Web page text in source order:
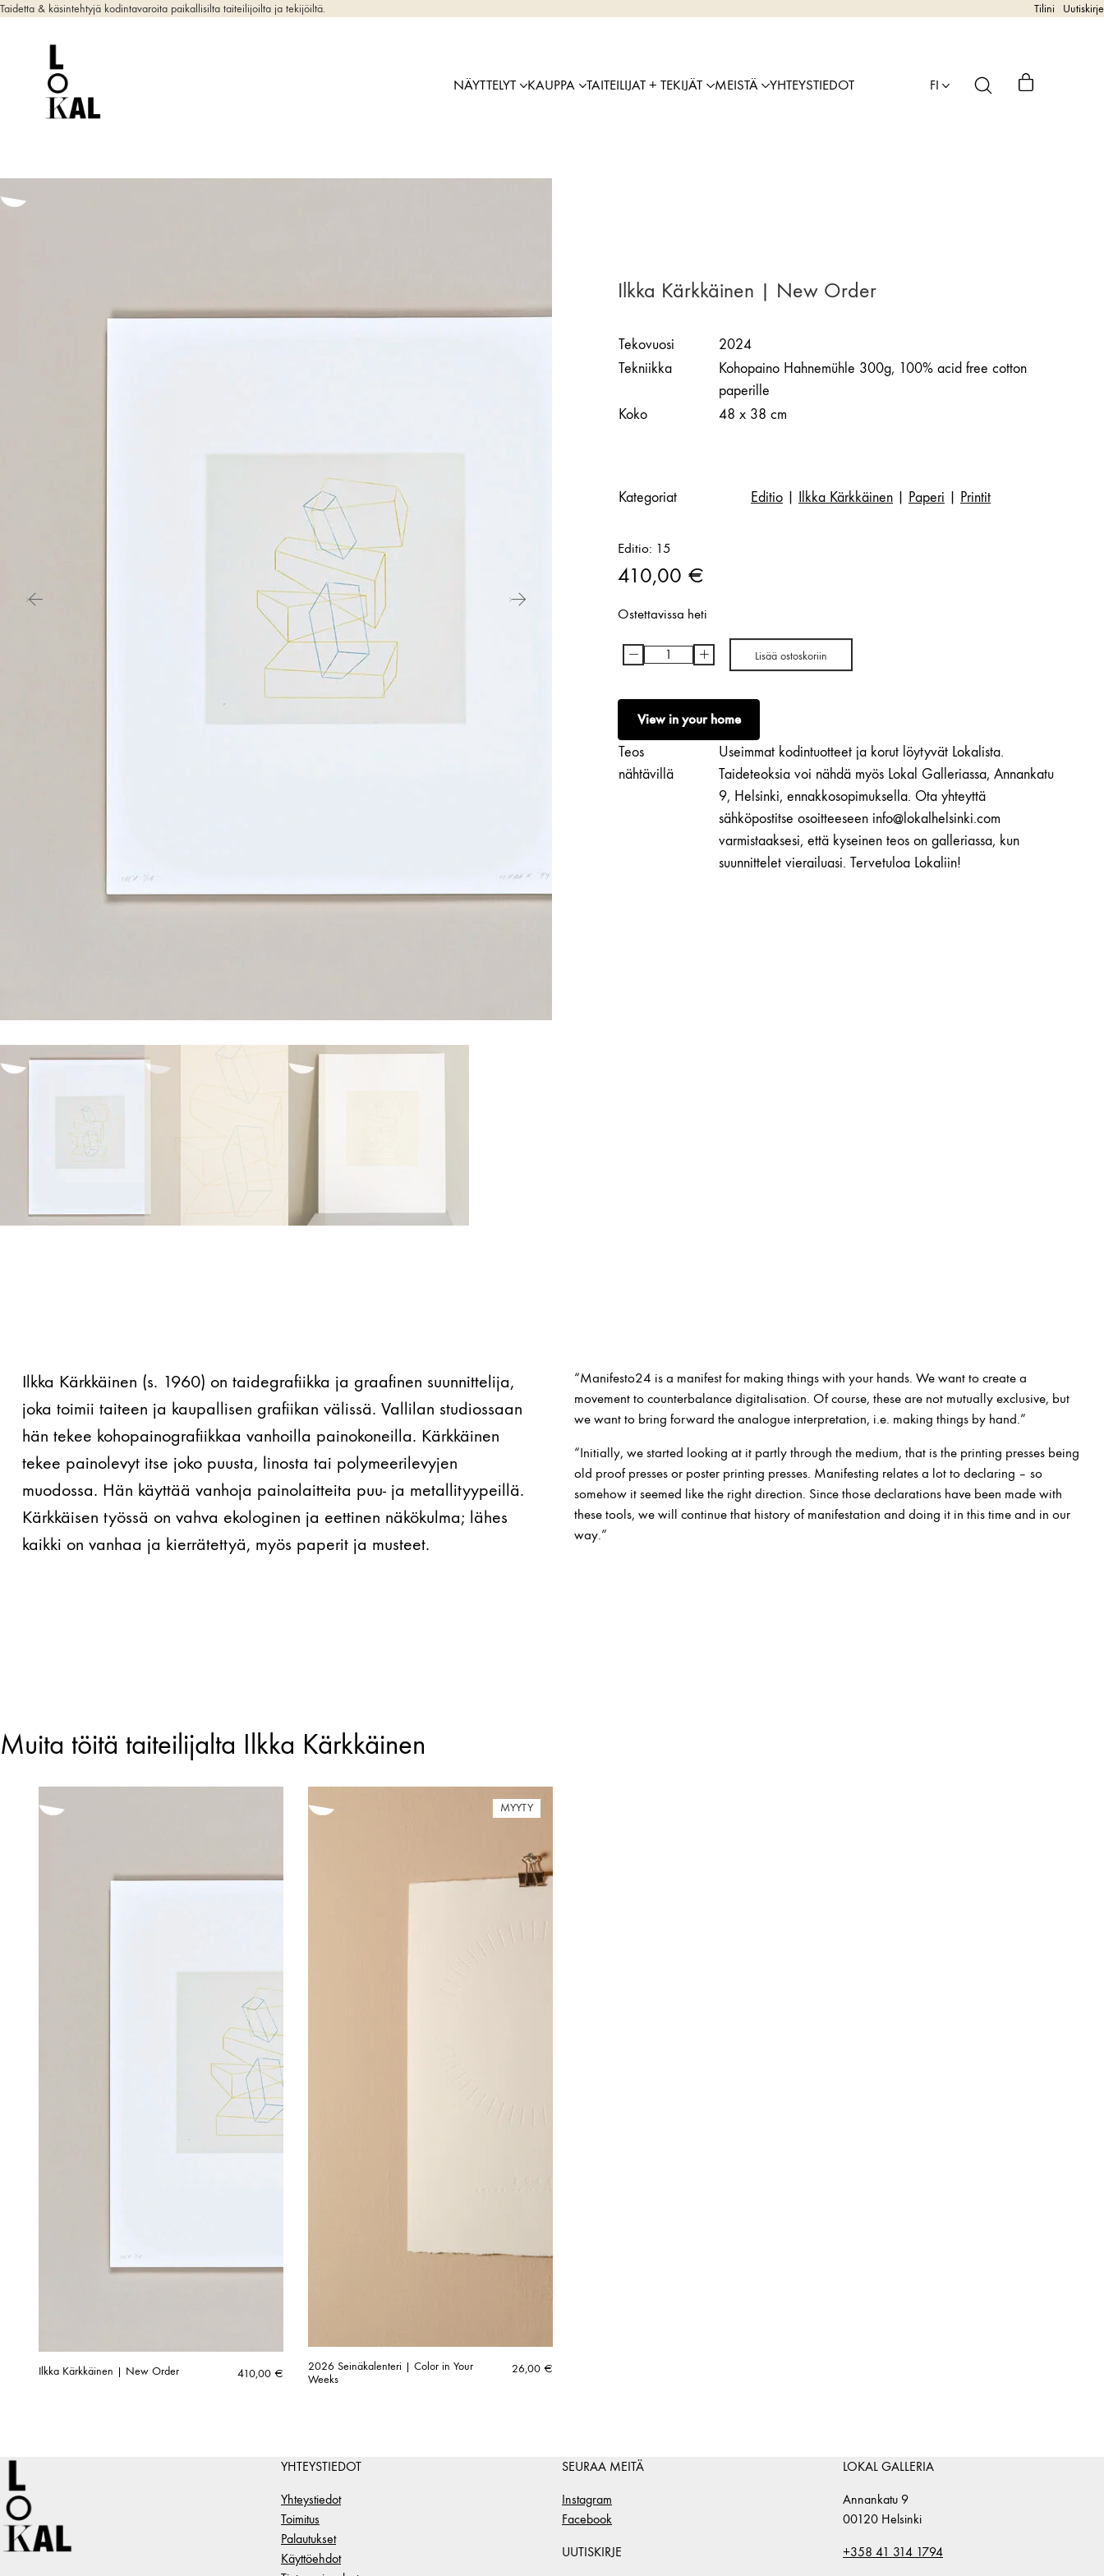
Taidetta & käsintehtyjä kodintavaroita paikallisilta taiteilijoilta ja tekijöiltä. Tilini Uutiskirje
NÄYTTELYT KAUPPA TAITEILIJAT + TEKIJÄT MEISTÄ YHTEYSTIEDOT FI
Ilkka Kärkkäinen | New Order
Tekovuosi
2024
Tekniikka
Kohopaino Hahnemühle 300g, 100% acid free cotton
paperille
Koko
48 x 38 cm
Kategoriat Editio Ilkka Kärkkäinen Paperi Printit
Editio: 15
410,00 €
Ostettavissa heti
Ilkka
|
New
Order
määrä
- + Lisää ostoskoriin
View in your home
Teos
nähtävillä
Useimmat kodintuotteet ja korut löytyvät Lokalista.
Taideteoksia voi nähdä myös Lokal Galleriassa, Annankatu
9, Helsinki, ennakkosopimuksella. Ota yhteyttä
sähköpostitse osoitteeseen info@lokalhelsinki.com
varmistaaksesi, että kyseinen teos on galleriassa, kun
suunnittelet vierailuasi. Tervetuloa Lokaliin!
Ilkka Kärkkäinen (s. 1960) on taidegrafiikka ja graafinen suunnittelija,
joka toimii taiteen ja kaupallisen grafiikan välissä. Vallilan studiossaan
hän tekee kohopainografiikkaa vanhoilla painokoneilla. Kärkkäinen
tekee painolevyt itse joko puusta, linosta tai polymeerilevyjen
muodossa. Hän käyttää vanhoja painolaitteita puu- ja metallityypeillä.
Kärkkäisen työssä on vahva ekologinen ja eettinen näkökulma; lähes
kaikki on vanhaa ja kierrätettyä, myös paperit ja musteet.
“Manifesto24 is a manifest for making things with your hands. We want to create a
movement to counterbalance digitalisation. Of course, these are not mutually exclusive, but
we want to bring forward the analogue interpretation, i.e. making things by hand.”
“Initially, we started looking at it partly through the medium, that is the printing presses being
old proof presses or poster printing presses. Manifesting relates a lot to declaring – so
somehow it seemed like the right direction. Since those declarations have been made with
these tools, we will continue that history of manifestation and doing it in this time and in our
way.”
Muita töitä taiteilijalta Ilkka Kärkkäinen
Ilkka Kärkkäinen | New Order 410,00 €
MYYTY
2026 Seinäkalenteri | Color in Your
Weeks
26,00 €
YHTEYSTIEDOT
Yhteystiedot
Toimitus
Palautukset
Käyttöehdot
SEURAA MEITÄ
Instagram
Facebook
UUTISKIRJE
LOKAL GALLERIA
Annankatu 9
00120 Helsinki
+358 41 314 1794